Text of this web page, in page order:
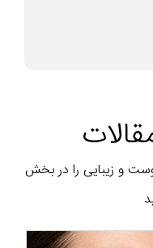
و زیبایی را در بخش